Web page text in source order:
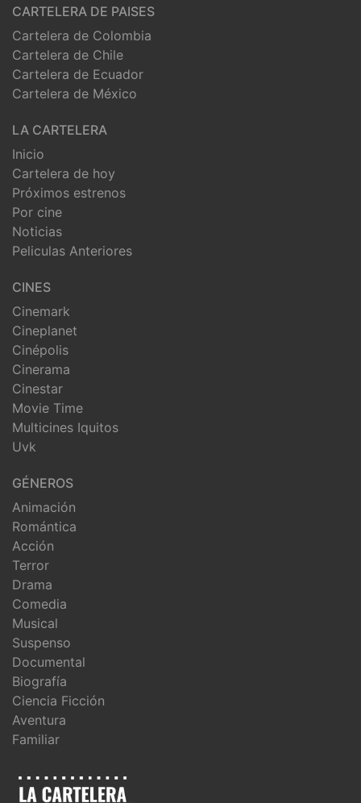
CARTELERA DE PAISES
Cartelera de Colombia
Cartelera de Chile
Cartelera de Ecuador
Cartelera de México
LA CARTELERA
Inicio
Cartelera de hoy
Próximos estrenos
Por cine
Noticias
Peliculas Anteriores
CINES
Cinemark
Cineplanet
Cinépolis
Cinerama
Cinestar
Movie Time
Multicines Iquitos
Uvk
GÉNEROS
Animación
Romántica
Acción
Terror
Drama
Comedia
Musical
Suspenso
Documental
Biografía
Ciencia Ficción
Aventura
Familiar